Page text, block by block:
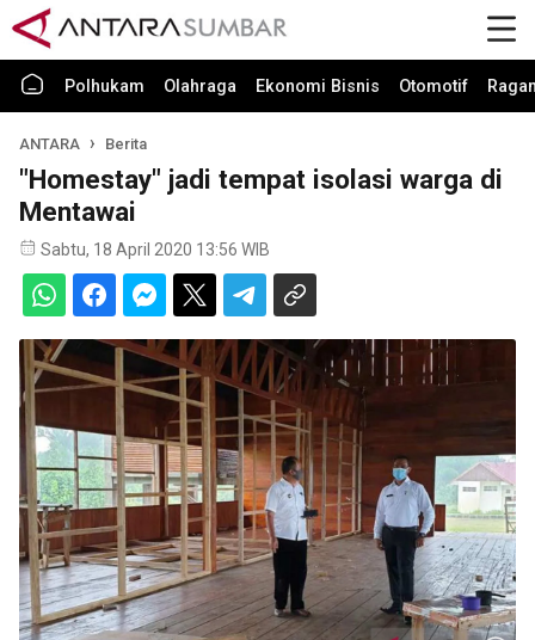
Polhukam Olahraga Ekonomi Bisnis Otomotif
ANTARA Berita
"Homestay" jadi tempat isolasi warga di
Mentawai
Sabtu, 18 April 2020 13:56 WIB